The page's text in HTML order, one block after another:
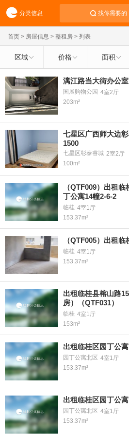
分类信息 找你需要的
首页 > 房屋信息 > 整租房 > 列表
区域 价格 面积
漓江路当大街办公
国展购物公园 4室2厅
203m²
七星区广西师大边
1500
七星区彰泰睿城 2室2厅
100m²
（QTF009）出租
丁公寓14幢2-6-2
临桂 4室1厅
153.37m²
（QTF005）出租
临桂 4室1厅
153.37m²
出租临桂县榕山路
房）（QTF031）
临桂 4室1厅
153m²
出租临桂区园丁公
园丁公寓北区 4室1厅
153.37m²
出租临桂区园丁公
园丁公寓北区 4室1厅
153.37m²